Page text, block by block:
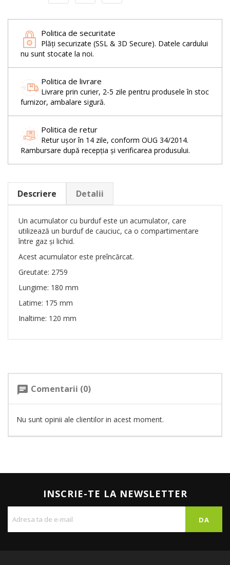
Politica de securitate
Plăți securizate (SSL & 3D Secure). Datele cardului
nu sunt stocate la noi.
Politica de livrare
Livrare prin curier, 2-5 zile pentru produsele în stoc
furnizor, ambalare sigură.
Politica de retur
Retur ușor în 14 zile, conform OUG 34/2014.
Rambursare după recepția și verificarea produsului.
Descriere Detalii
Un acumulator cu burduf este un acumulator, care
utilizează un burduf de cauciuc, ca o compartimentare
între gaz și lichid.
Acest acumulator este preîncărcat.
Greutate: 2759
Lungime: 180 mm
Latime: 175 mm
Inaltime: 120 mm
chat Comentarii (0)
Nu sunt opinii ale clientilor in acest moment.
INSCRIE-TE LA NEWSLETTER